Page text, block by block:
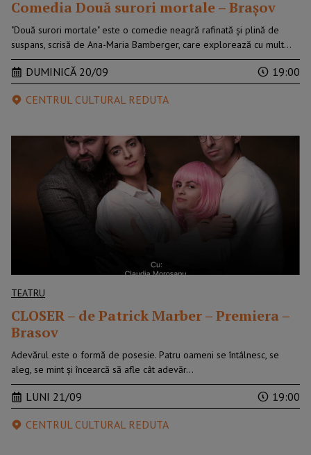
Comedia Două surori mortale – Brașov
"Două surori mortale" este o comedie neagră rafinată și plină de
suspans, scrisă de Ana-Maria Bamberger, care explorează cu mult…
DUMINICĂ 20/09
19:00
CENTRUL CULTURAL REDUTA
TEATRU
CLOSER – de Patrick Marber – Premiera –
Brasov
Adevărul este o formă de posesie. Patru oameni se întâlnesc, se
aleg, se mint și încearcă să afle cât adevăr…
LUNI 21/09
19:00
CENTRUL CULTURAL REDUTA